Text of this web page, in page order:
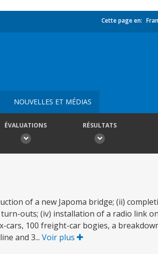
Cette page en:
NOUVELLES ET MÉDIAS
ÉVALUATIONS RÉSULTATS
of a new Japoma bridge; (ii)
outs; (iv) installation of a radio link
cars, 100 freight-car bogies, a
and 3... Voir plus